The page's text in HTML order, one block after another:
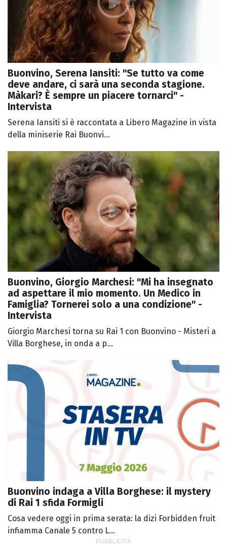
Buonvino, Serena Iansiti: "Se tutto va come
deve andare, ci sarà una seconda stagione.
Màkari? È sempre un piacere tornarci" -
Intervista
Serena Iansiti si è raccontata a Libero Magazine in vista
della miniserie Rai Buonvi...
Buonvino, Giorgio Marchesi: "Mi ha insegnato
ad aspettare il mio momento. Un Medico in
Famiglia? Tornerei solo a una condizione" -
Intervista
Giorgio Marchesi torna su Rai 1 con Buonvino - Misteri a
Villa Borghese, in onda a p...
Buonvino indaga a Villa Borghese: il mystery
di Rai 1 sfida Formigli
Cosa vedere oggi in prima serata: la dizi Forbidden fruit
infiamma Canale 5 contro L...